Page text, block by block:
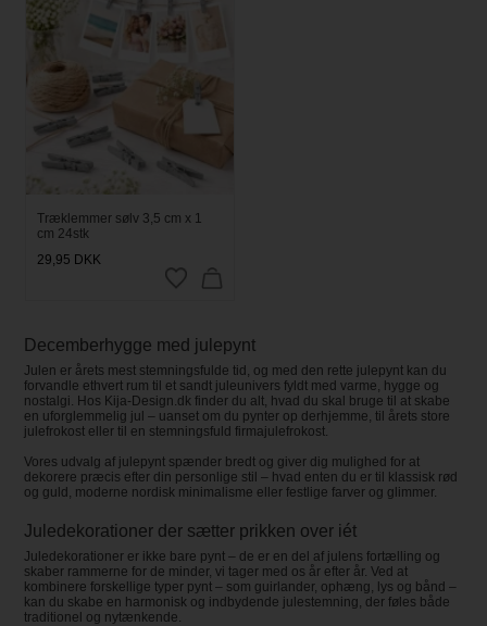
Træklemmer sølv 3,5 cm x 1
cm 24stk
29,95 DKK
Decemberhygge med julepynt
Julen er årets mest stemningsfulde tid, og med den rette julepynt kan du
forvandle ethvert rum til et sandt juleunivers fyldt med varme, hygge og
nostalgi. Hos Kija-Design.dk finder du alt, hvad du skal bruge til at skabe
en uforglemmelig jul – uanset om du pynter op derhjemme, til årets store
julefrokost eller til en stemningsfuld firmajulefrokost.
Vores udvalg af julepynt spænder bredt og giver dig mulighed for at
dekorere præcis efter din personlige stil – hvad enten du er til klassisk rød
og guld, moderne nordisk minimalisme eller festlige farver og glimmer.
Juledekorationer der sætter prikken over iét
Juledekorationer er ikke bare pynt – de er en del af julens fortælling og
skaber rammerne for de minder, vi tager med os år efter år. Ved at
kombinere forskellige typer pynt – som guirlander, ophæng, lys og bånd –
kan du skabe en harmonisk og indbydende julestemning, der føles både
traditionel og nytænkende.